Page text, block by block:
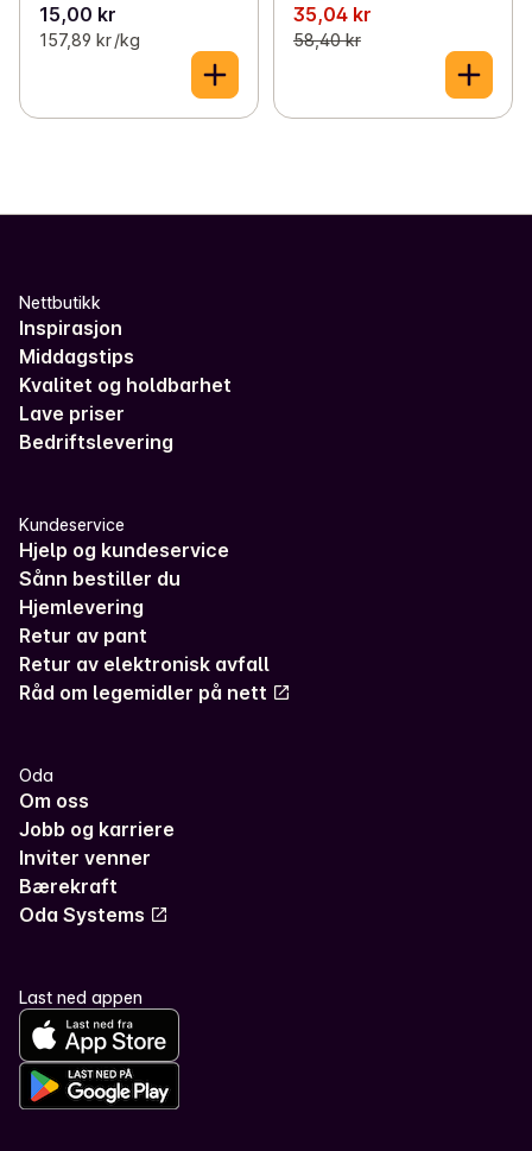
15,00 kr
157,89 kr /kg
35,04 kr
58,40 kr
Nettbutikk
Inspirasjon
Middagstips
Kvalitet og holdbarhet
Lave priser
Bedriftslevering
Kundeservice
Hjelp og kundeservice
Sånn bestiller du
Hjemlevering
Retur av pant
Retur av elektronisk avfall
Råd om legemidler på nett
Oda
Om oss
Jobb og karriere
Inviter venner
Bærekraft
Oda Systems
Last ned appen